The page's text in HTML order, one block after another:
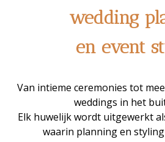
wedding
en event
Van intieme ceremonies tot
weddings in het
Elk huwelijk wordt uitgewerkt
waarin planning en